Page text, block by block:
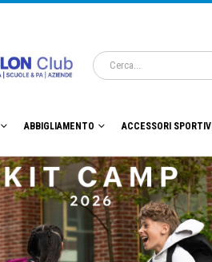
ABBIGLIAMENTO ACCESSORI SPORTIVI